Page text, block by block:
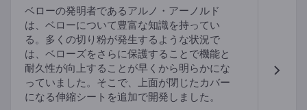
ベローの発明者であるアルノ・アーノルド
は、ベローについて豊富な知識を持ってい
る。多くの切り粉が発生するような状況で
は、ベローズをさらに保護することで機能と
耐久性が向上することが早くから明らかにな
っていました。そこで、上面が閉じたカバー
になる伸縮シートを追加で開発しました。